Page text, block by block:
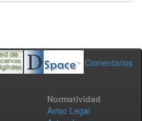
Comentarios
Normatividad
Aviso Legal